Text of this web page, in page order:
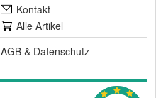
Kontakt
Alle Artikel
AGB & Datenschutz